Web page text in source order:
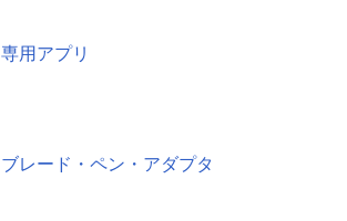
専用アプリ
ブレード・ペン・アダプタ